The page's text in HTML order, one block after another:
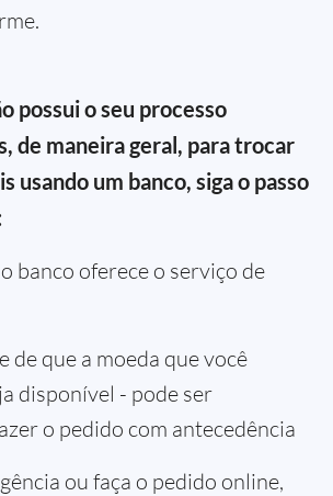
possui o seu processo
de maneira geral, para trocar
usando um banco, siga o passo
banco oferece o serviço de
de que a moeda que você
disponível - pode ser
o pedido com antecedência
ou faça o pedido online,